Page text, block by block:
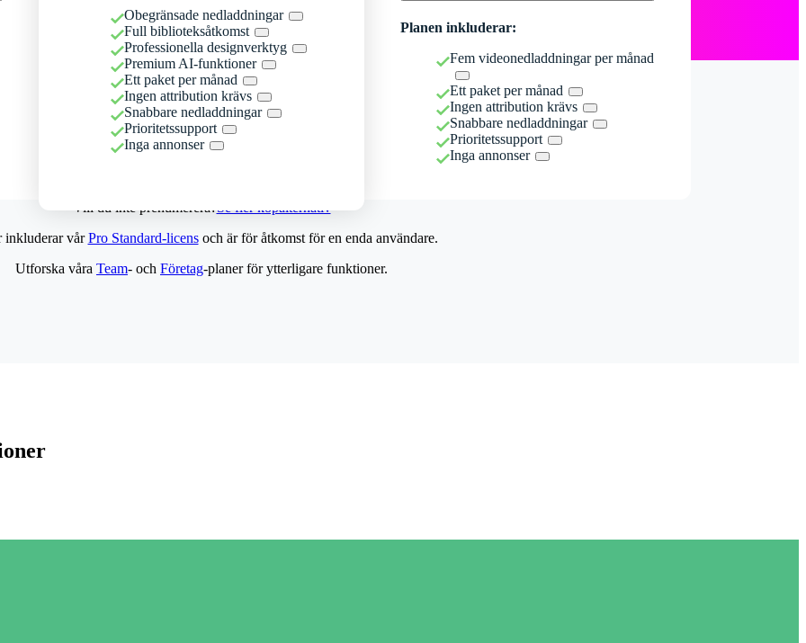
Obegränsade nedladdningar
Full biblioteksåtkomst
Professionella designverktyg
Premium AI-funktioner
Ett paket per månad
Ingen attribution krävs
Snabbare nedladdningar
Prioritetssupport
Inga annonser
Planen inkluderar:
Fem videonedladdningar per månad
Ett paket per månad
Ingen attribution krävs
Snabbare nedladdningar
Prioritetssupport
Inga annonser
Vill du inte prenumerera?Se fler köpalternativ
inkluderar vårPro Standard-licensoch är för åtkomst för en enda användare.
Utforska våra Team- och Företag-planer för ytterligare funktioner.